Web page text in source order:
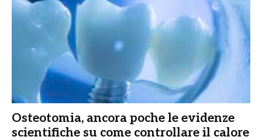
Osteotomia, ancora poche le evidenze
scientifiche su come controllare il calore